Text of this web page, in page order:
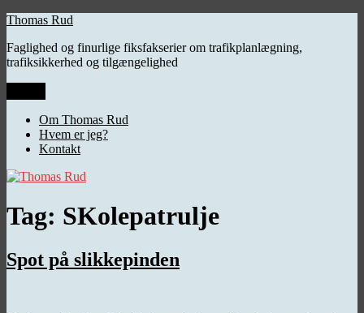
Videre
indhold
Thomas Rud
Faglighed og finurlige fiksfakserier om trafikplanlægning,
trafiksikkerhed og tilgængelighed
Om Thomas Rud
Hvem er jeg?
Kontakt
Tag: SKolepatrulje
Spot på slikkepinden